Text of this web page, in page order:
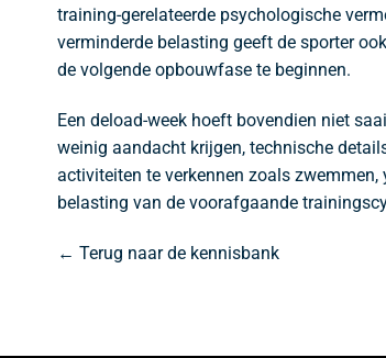
training-gerelateerde psychologische
verminderde belasting geeft de sporter
de volgende opbouwfase te beginnen.
Een deload-week hoeft bovendien niet
weinig aandacht krijgen, technische
activiteiten te verkennen zoals
belasting van de voorafgaande
← Terug naar de kennisbank